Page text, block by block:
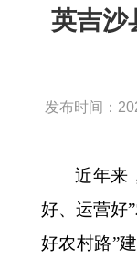
英吉沙
发布时间：
近年来
好、运营好
好农村路”